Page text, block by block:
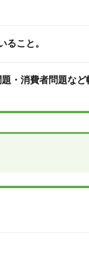
ること。
・消費者問題など